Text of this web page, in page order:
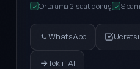
✓ Ortalama 2 saat dönüş ✓
WhatsApp
Teklif Al